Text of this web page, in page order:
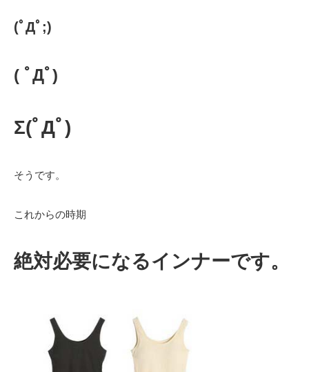
(ﾟДﾟ;)
( ﾟДﾟ)
Σ(ﾟДﾟ)
そうです。
これからの時期
絶対必要になるインナーです。